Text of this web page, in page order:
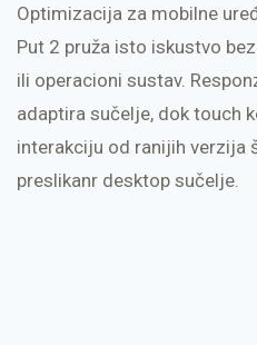
Optimizacija za mobilne
Put 2 pruža isto iskustvo
ili operacioni sustav.
adaptira sučelje, dok touch
interakciju od ranijih verzija
preslikanr desktop sučelje.